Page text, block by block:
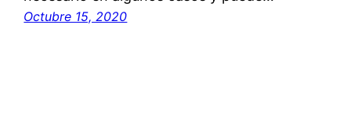
Octubre 15, 2020